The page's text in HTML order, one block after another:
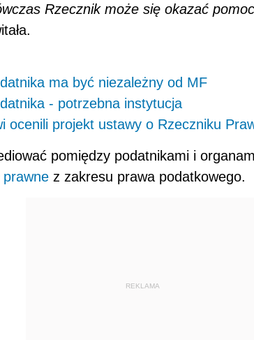
Rzecznik może się okazać
ma być niezależny od MF
- potrzebna instytucja
ocenili projekt ustawy o Rzeczniku
pomiędzy podatnikami i
z zakresu prawa podatkowego.
REKLAMA